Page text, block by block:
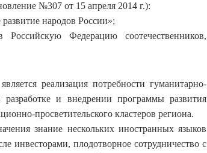
№307 от 15 апреля 2014 г.):
народов России»;
Федерацию соотечественников,
реализация потребности гуманитарно-
и внедрении программы развития
просветительского кластеров региона.
знание нескольких иностранных языков
инвесторами, плодотворное сотрудничество с